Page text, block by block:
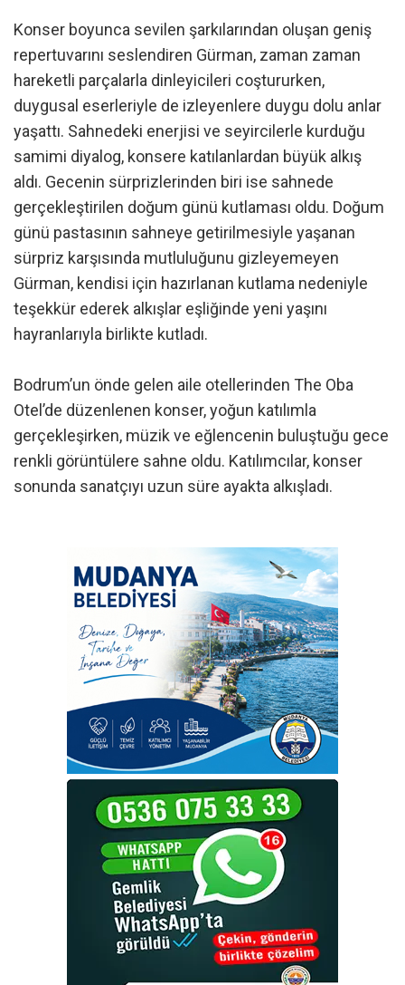
Konser boyunca sevilen şarkılarından oluşan geniş
repertuvarını seslendiren Gürman, zaman zaman
hareketli parçalarla dinleyicileri coştururken,
duygusal eserleriyle de izleyenlere duygu dolu anlar
yaşattı. Sahnedeki enerjisi ve seyircilerle kurduğu
samimi diyalog, konsere katılanlardan büyük alkış
aldı. Gecenin sürprizlerinden biri ise sahnede
gerçekleştirilen doğum günü kutlaması oldu. Doğum
günü pastasının sahneye getirilmesiyle yaşanan
sürpriz karşısında mutluluğunu gizleyemeyen
Gürman, kendisi için hazırlanan kutlama nedeniyle
teşekkür ederek alkışlar eşliğinde yeni yaşını
hayranlarıyla birlikte kutladı.
Bodrum’un önde gelen aile otellerinden The Oba
Otel’de düzenlenen konser, yoğun katılımla
gerçekleşirken, müzik ve eğlencenin buluştuğu gece
renkli görüntülere sahne oldu. Katılımcılar, konser
sonunda sanatçıyı uzun süre ayakta alkışladı.